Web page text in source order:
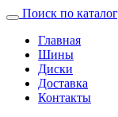
Поиск по
Главная
Шины
Диски
Доставка
Контакты